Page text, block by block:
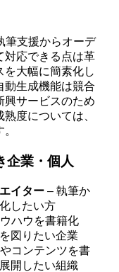
筆支援からオーデ
対応できる点は革
を大幅に簡素化し
動生成機能は競合
興サービスのため
度については、
企業・個人
イター – 執筆か
したい方
ハウを書籍化
図りたい企業
コンテンツを書
開したい組織